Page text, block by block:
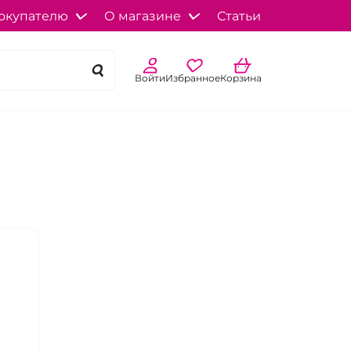
О магазине Статьи
ВойтиИзбранноеКорзина